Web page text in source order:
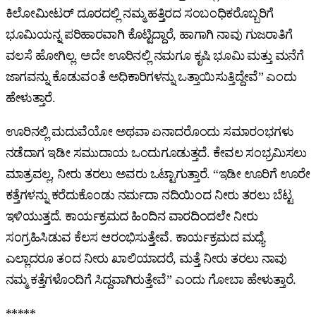
ಕಿಲೋಮೀಟರ್‌ ದೂರದಲ್ಲಿ ನಮ್ಮ ಹತ್ತಿರದ ಸಂಬಂಧಿಕರೊಬ್ಬರಿಗೆ
ಭೂಮಿಯನ್ನ ಪರಿಹಾರವಾಗಿ ಕೊಟ್ಟಿದ್ದಾರೆ, ಹಾಗಾಗಿ ನಾವು ಗುಜರಾತಿಗೆ
ವಲಸೆ ಹೋಗಿಲ್ಲ. ಅದೇ ಊರಿನಲ್ಲಿ ನಮಗೂ ಕೃಷಿ ಭೂಮಿ ಮತ್ತು ಮನೆಗೆ
ಜಾಗವನ್ನು ಕೊಡುವಂತೆ ಅಧಿಕಾರಿಗಳನ್ನು ಒತ್ತಾಯಿಸುತ್ತಿದ್ದೇವೆ” ಎಂದು
ಹೇಳುತ್ತಾರೆ.
ಊರಿನಲ್ಲಿ ಮದುವೆಯೋ ಅಥವಾ ಏನಾದರೊಂದು ಸಮಾರಂಭಗಳು
ನಡೆದಾಗ ಇಡೀ ಸಮುದಾಯ ಒಂದುಗೂಡುತ್ತದೆ. ಕೇವಲ ಸಂಭ್ರಮಿಸಲು
ಮಾತ್ರವಲ್ಲ, ನೀರು ತರಲು ಅವರು ಒಟ್ಟಾಗುತ್ತಾರೆ. “ಇಡೀ ಊರಿಗೆ ಊರೇ
ಕತ್ತೆಗಳನ್ನು ಕರೆದುಕೊಂಡು ನರ್ಮದಾ ನದಿಯಿಂದ ನೀರು ತರಲು ಬೆಟ್ಟ
ಇಳಿಯುತ್ತದೆ. ಕಾರ್ಯಕ್ರಮದ ಹಿಂದಿನ ವಾರದಿಂದಲೇ ನೀರು
ಸಂಗ್ರಹಿಸಿಡುವ ಕೆಲಸ ಆರಂಭಿಸುತ್ತೇವೆ. ಕಾರ್ಯಕ್ರಮದ ಮಧ್ಯೆ
ಎಲ್ಲಾದರೂ ತಂದ ನೀರು ಖಾಲಿಯಾದರೆ, ಮತ್ತೆ ನೀರು ತರಲು ನಾವು
ನಮ್ಮ ಕತ್ತೆಗಳೊಂದಿಗೆ ಸಿದ್ದವಾಗಿರುತ್ತೇವೆ” ಎಂದು ಗೋಬಾ ಹೇಳುತ್ತಾರೆ.
*****